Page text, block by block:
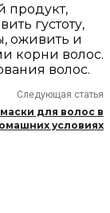
продукт,
густоту,
оживить и
корни волос.
волос.
Следующая статья
для волос в
условиях